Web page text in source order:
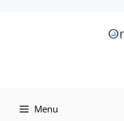
Menu